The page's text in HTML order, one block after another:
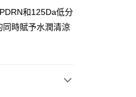
和125Da低分
同時賦予水潤清涼